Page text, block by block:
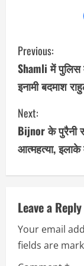
C
o
n
t
i
n
e
R
Previous:
Shamli में पुलिस
इनामी बदमाश
Next:
Bijnor के पुरैनी
आत्महत्या,
Leave a Reply
Your email
fields are